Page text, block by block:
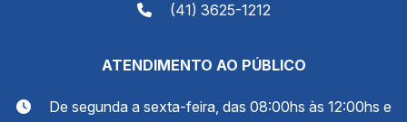
(41) 3625-1212
ATENDIMENTO AO PÚBLICO
De segunda a sexta-feira, das 08:00hs às 12:00hs e